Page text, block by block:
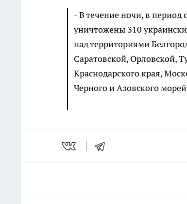
- В течение ночи, в
уничтожены 310
над территориями
Саратовской, Орловской,
Краснодарского края,
Черного и Азовского